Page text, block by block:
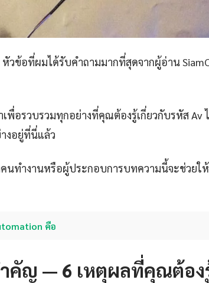
วข้อที่ผมได้รับคำถามมากที่สุดจากผู้อ่าน
อรวบรวมทุกอย่างที่คุณต้องรู้เกี่ยวกับรหัส Av
งอยู่ที่นี่แล้ว
นทำงานหรือผู้ประกอบการบทความนี้จะช่วยใ
คือ
ำคัญ — 6 เหตุผลที่คุณต้อง